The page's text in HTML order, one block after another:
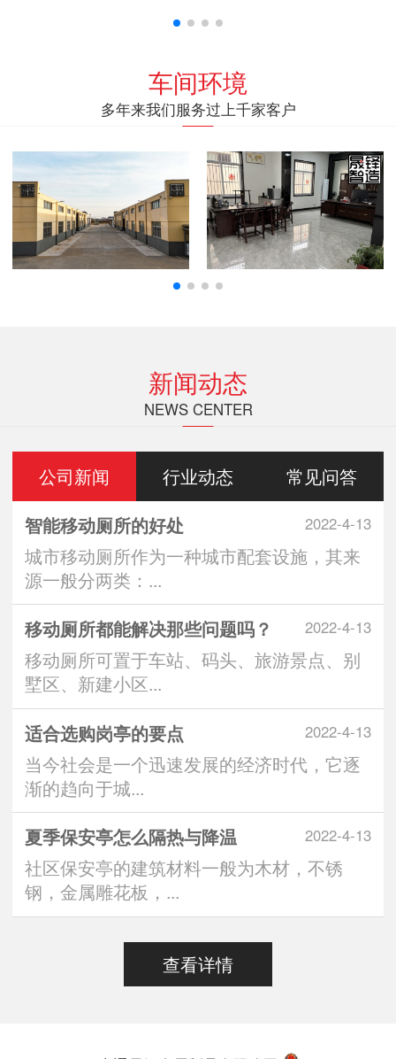
车间环境
多年来我们服务过上千家客户
新闻动态
NEWS CENTER
公司新闻 行业动态 常见问答
2022-4-13
智能移动厕所的好处
城市移动厕所作为一种城市配套设施，其来
源一般分两类：...
2022-4-13
移动厕所都能解决那些问题吗？
移动厕所可置于车站、码头、旅游景点、别
墅区、新建小区...
2022-4-13
适合选购岗亭的要点
当今社会是一个迅速发展的经济时代，它逐
渐的趋向于城...
2022-4-13
夏季保安亭怎么隔热与降温
社区保安亭的建筑材料一般为木材，不锈
钢，金属雕花板，...
查看详情